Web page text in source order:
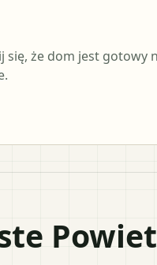
że dom jest gotowy